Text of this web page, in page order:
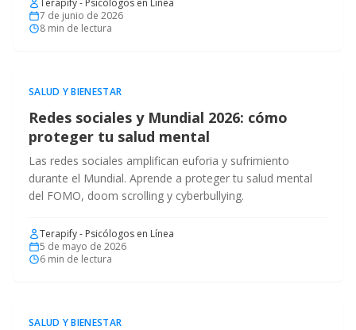
Terapify - Psicólogos en Línea
7 de junio de 2026
8 min de lectura
SALUD Y BIENESTAR
Redes sociales y Mundial 2026: cómo
proteger tu salud mental
Las redes sociales amplifican euforia y sufrimiento
durante el Mundial. Aprende a proteger tu salud mental
del FOMO, doom scrolling y cyberbullying.
Terapify - Psicólogos en Línea
5 de mayo de 2026
6 min de lectura
SALUD Y BIENESTAR